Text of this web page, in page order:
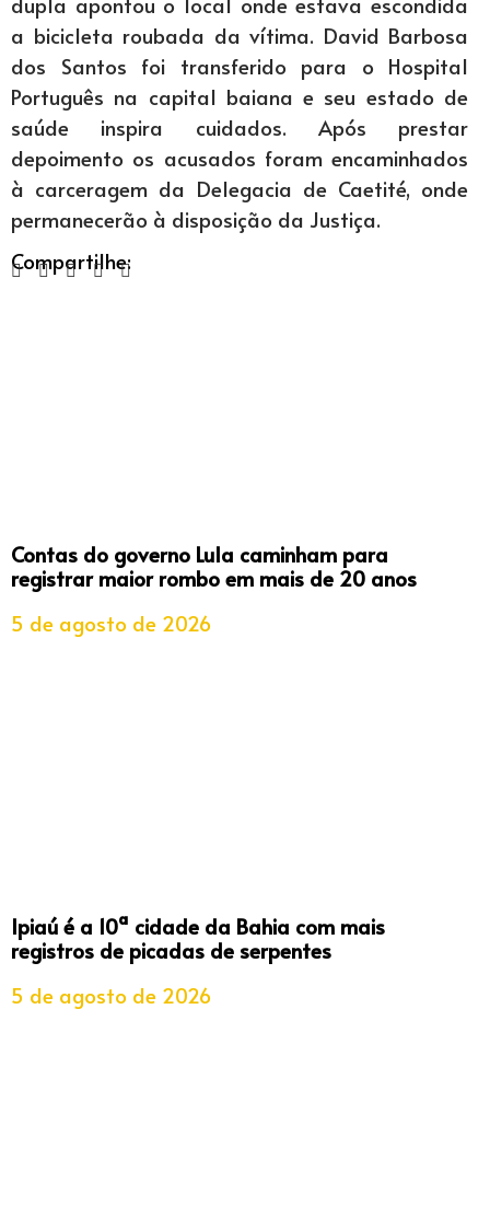
a bicicleta roubada da vítima. David Barbosa
dos Santos foi transferido para o Hospital
Português na capital baiana e seu estado de
saúde inspira cuidados. Após prestar
depoimento os acusados foram encaminhados
à carceragem da Delegacia de Caetité, onde
permanecerão à disposição da Justiça.
Compartilhe:
Contas do governo Lula caminham para
registrar maior rombo em mais de 20 anos
5 de agosto de 2026
Ipiaú é a 10ª cidade da Bahia com mais
registros de picadas de serpentes
5 de agosto de 2026